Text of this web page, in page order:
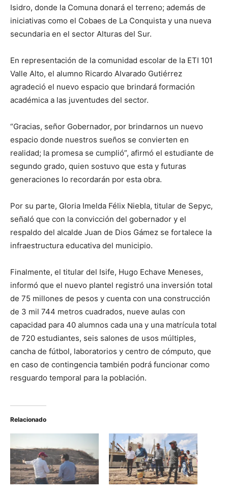
Isidro, donde la Comuna donará el terreno; además de
iniciativas como el Cobaes de La Conquista y una nueva
secundaria en el sector Alturas del Sur.
En representación de la comunidad escolar de la ETI 101
Valle Alto, el alumno Ricardo Alvarado Gutiérrez
agradeció el nuevo espacio que brindará formación
académica a las juventudes del sector.
“Gracias, señor Gobernador, por brindarnos un nuevo
espacio donde nuestros sueños se convierten en
realidad; la promesa se cumplió”, afirmó el estudiante de
segundo grado, quien sostuvo que esta y futuras
generaciones lo recordarán por esta obra.
Por su parte, Gloria Imelda Félix Niebla, titular de Sepyc,
señaló que con la convicción del gobernador y el
respaldo del alcalde Juan de Dios Gámez se fortalece la
infraestructura educativa del municipio.
Finalmente, el titular del Isife, Hugo Echave Meneses,
informó que el nuevo plantel registró una inversión total
de 75 millones de pesos y cuenta con una construcción
de 3 mil 744 metros cuadrados, nueve aulas con
capacidad para 40 alumnos cada una y una matrícula total
de 720 estudiantes, seis salones de usos múltiples,
cancha de fútbol, laboratorios y centro de cómputo, que
en caso de contingencia también podrá funcionar como
resguardo temporal para la población.
Relacionado